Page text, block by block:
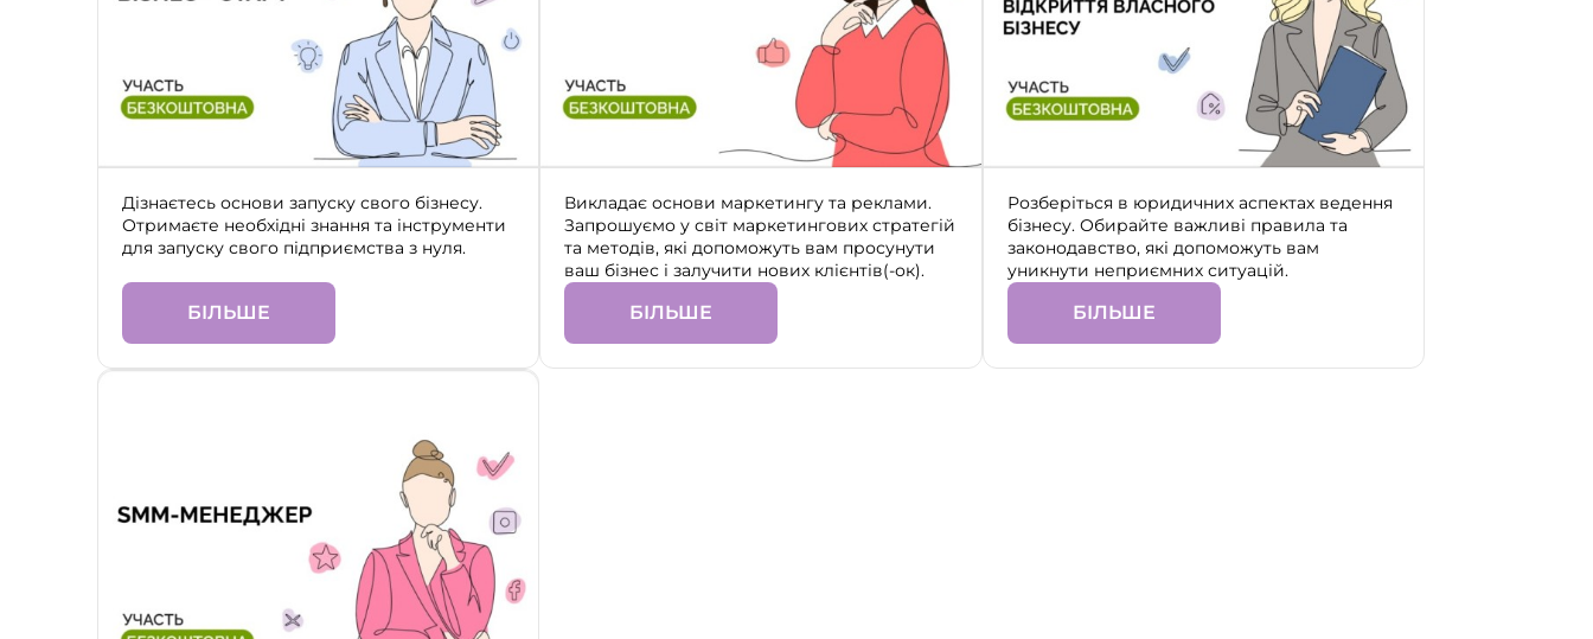
Дізнаєтесь основи запуску свого бізнесу.
Отримаєте необхідні знання та інструменти
для запуску свого підприємства з нуля.
БІЛЬШЕ
Викладає основи маркетингу та реклами.
Запрошуємо у світ маркетингових стратегій
та методів, які допоможуть вам просунути
ваш бізнес і залучити нових клієнтів(-ок).
БІЛЬШЕ
Розберіться в юридичних аспектах ведення
бізнесу. Обирайте важливі правила та
законодавство, які допоможуть вам
уникнути неприємних ситуацій.
БІЛЬШЕ